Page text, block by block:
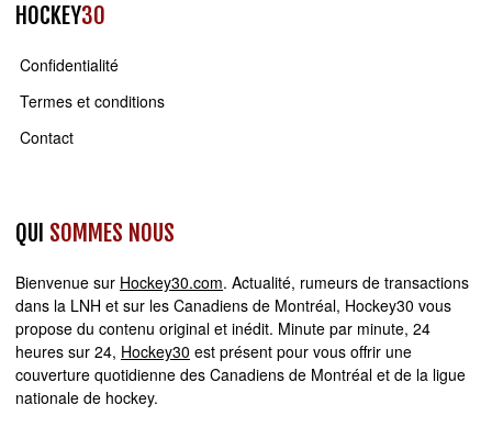
HOCKEY30
Confidentialité
Termes et conditions
Contact
QUI SOMMES NOUS
Bienvenue sur Hockey30.com. Actualité, rumeurs de transactions
dans la LNH et sur les Canadiens de Montréal, Hockey30 vous
propose du contenu original et inédit. Minute par minute, 24
heures sur 24, Hockey30 est présent pour vous offrir une
couverture quotidienne des Canadiens de Montréal et de la ligue
nationale de hockey.